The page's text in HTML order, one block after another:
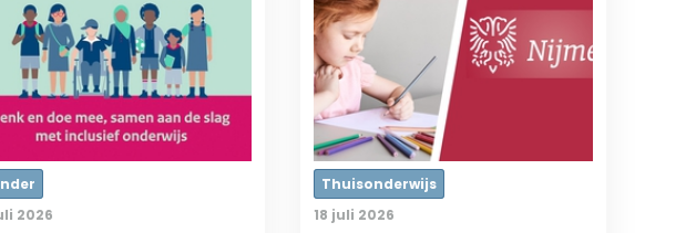
2026
Thuisonderwijs
18 juli 2026